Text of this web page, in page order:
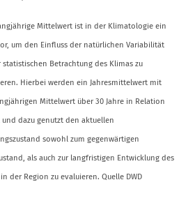
Mittelwert ist in der Klimatologie ein
um den Einfluss der natürlichen Variabilität
statistischen Betrachtung des Klimas zu
Hierbei werden ein Jahresmittelwert mit
Mittelwert über 30 Jahre in Relation
und dazu genutzt den aktuellen
sowohl zum gegenwärtigen
als auch zur langfristigen Entwicklung des
der Region zu evaluieren. Quelle DWD